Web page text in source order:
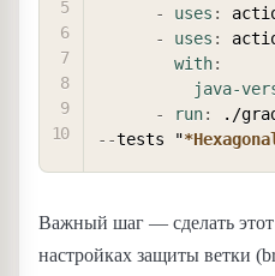
-
uses :
-
uses :
with:
java-
-
run: ./
- -tests "
Важный шаг — сделать
настройках защиты ветки